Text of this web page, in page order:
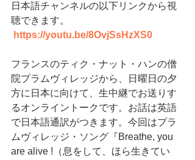
日本語チャンネルの以下リンクから視
聴できます。
https://youtu.be/8OvjSsHzXS0
フランスのティク・ナット・ハンの僧
院プラムヴィレッジから、‪日曜日の夕
方‬に日本に向けて、生中継でお送りす
るオンライントークです。お話は英語
で日本語通訳がつきます。今回はプラ
ムヴィレッジ・ソング『Breathe, you
are alive !（息をして、ほら生きてい